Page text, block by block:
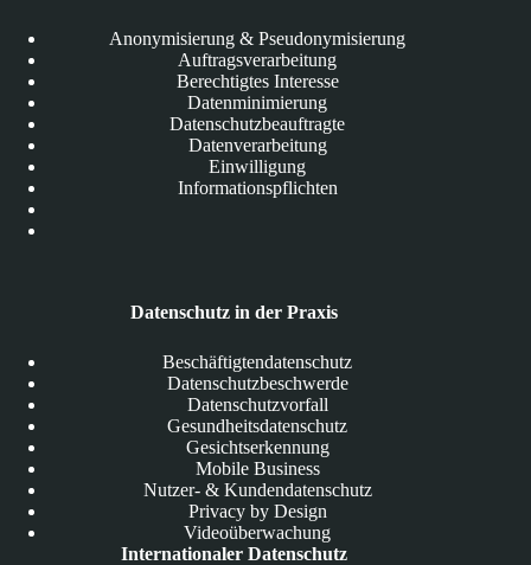
Anonymisierung & Pseudonymisierung
Auftragsverarbeitung
Berechtigtes Interesse
Datenminimierung
Datenschutzbeauftragte
Datenverarbeitung
Einwilligung
Informationspflichten
Datenschutz in der Praxis
Beschäftigtendatenschutz
Datenschutzbeschwerde
Datenschutzvorfall
Gesundheitsdatenschutz
Gesichtserkennung
Mobile Business
Nutzer- & Kundendatenschutz
Privacy by Design
Videoüberwachung
Internationaler Datenschutz